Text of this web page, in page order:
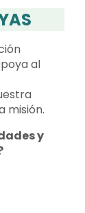
al
misión.
y